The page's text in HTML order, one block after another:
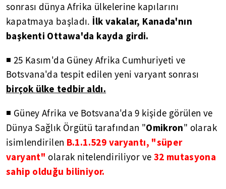
sonrası dünya Afrika ülkelerine kapılarını
kapatmaya başladı. İlk vakalar, Kanada'nın
başkenti Ottawa'da kayda girdi.
◾ 25 Kasım'da Güney Afrika Cumhuriyeti ve
Botsvana'da tespit edilen yeni varyant sonrası
birçok ülke tedbir aldı.
◾ Güney Afrika ve Botsvana'da 9 kişide görülen ve
Dünya Sağlık Örgütü tarafından "Omikron" olarak
isimlendirilen B.1.1.529 varyantı, "süper
varyant" olarak nitelendiriliyor ve 32 mutasyona
sahip olduğu biliniyor.